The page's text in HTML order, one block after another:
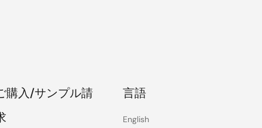
購入/サンプル請
言語
English